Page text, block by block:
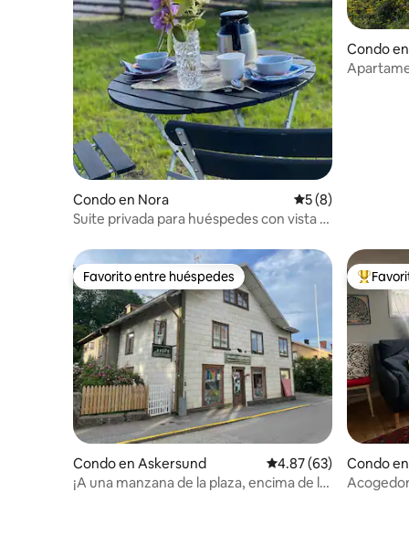
Condo en Nora Calificación
5 (8)
Suite privada para huéspedes con vista al
Condo
Favorito entre huéspedes
Favorito entre huéspedes
Condo en Askersund Calificación promedio:
4.87 (63)
¡A una manzana de la plaza, encima de la
Condo
del